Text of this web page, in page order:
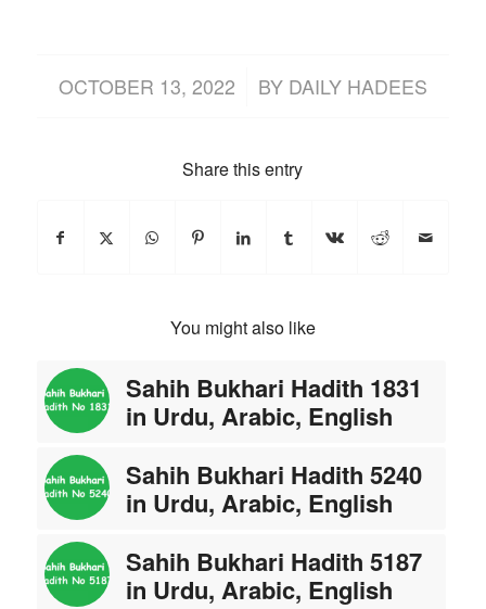
OCTOBER 13, 2022
/ BY DAILY HADEES
Share this entry
You might also like
Sahih Bukhari Hadith 1831
in Urdu, Arabic, English
Sahih Bukhari Hadith 5240
in Urdu, Arabic, English
Sahih Bukhari Hadith 5187
in Urdu, Arabic, English